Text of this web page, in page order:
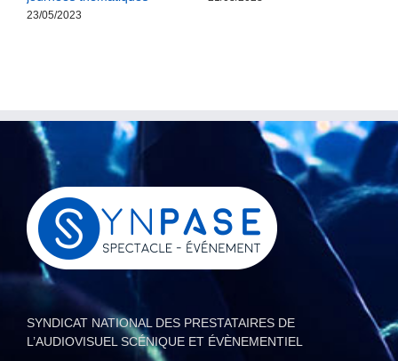
23/05/2023
SYNDICAT NATIONAL DES PRESTATAIRES DE
L’AUDIOVISUEL SCÉNIQUE ET ÉVÈNEMENTIEL